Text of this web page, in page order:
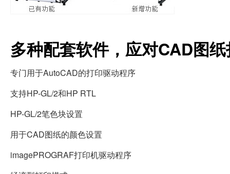
多种配套软件，应对CAD图
专门用于AutoCAD的打印驱动程序
支持HP-GL/2和HP RTL
HP-GL/2笔色块设置
用于CAD图纸的颜色设置
imagePROGRAF打印机驱动程序